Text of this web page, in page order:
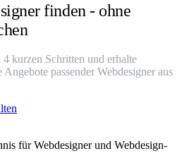
finden - ohne
kurzen Schritten und erhalte
passender Webdesigner aus
für Webdesigner und Webdesign-